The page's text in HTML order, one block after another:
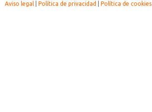
Aviso legal Política de privacidad Política de cookies